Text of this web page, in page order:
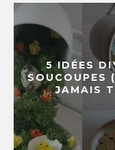
5 IDÉES
SOUCOUPES
JAMAIS